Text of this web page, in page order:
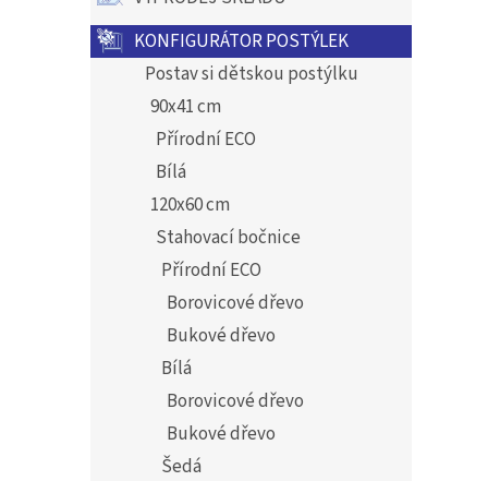
KONFIGURÁTOR POSTÝLEK
Postav si dětskou postýlku
90x41 cm
Přírodní ECO
Bílá
120x60 cm
Stahovací bočnice
Přírodní ECO
Borovicové dřevo
Bukové dřevo
Bílá
Borovicové dřevo
Bukové dřevo
Šedá